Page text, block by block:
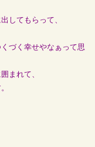
してもらって、
づく幸せやなぁって思
まれて、